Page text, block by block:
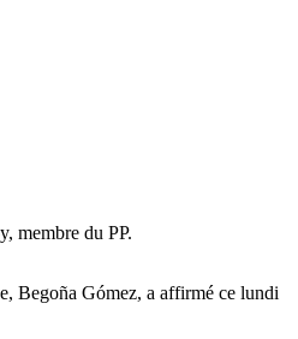
membre du PP.
Begoña Gómez, a affirmé ce lundi